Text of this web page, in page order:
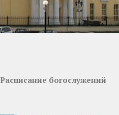
Расписание богослужений